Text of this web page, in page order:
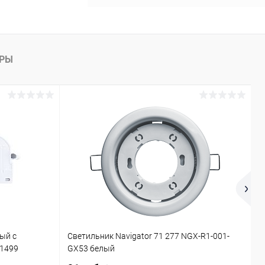
с
Светильник Navigator 71 277 NGX-R1-001-
GX53 белый